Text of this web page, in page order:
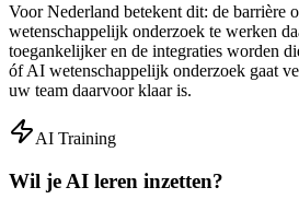
Voor Nederland betekent dit: de barrière
wetenschappelijk onderzoek te werken
toegankelijker en de integraties worden
óf AI wetenschappelijk onderzoek gaat
uw team daarvoor klaar is.
AI Training
Wil je AI leren inzetten?